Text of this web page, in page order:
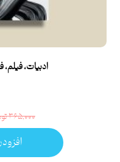
ادبیات،
۳۶۵,۰۰۰